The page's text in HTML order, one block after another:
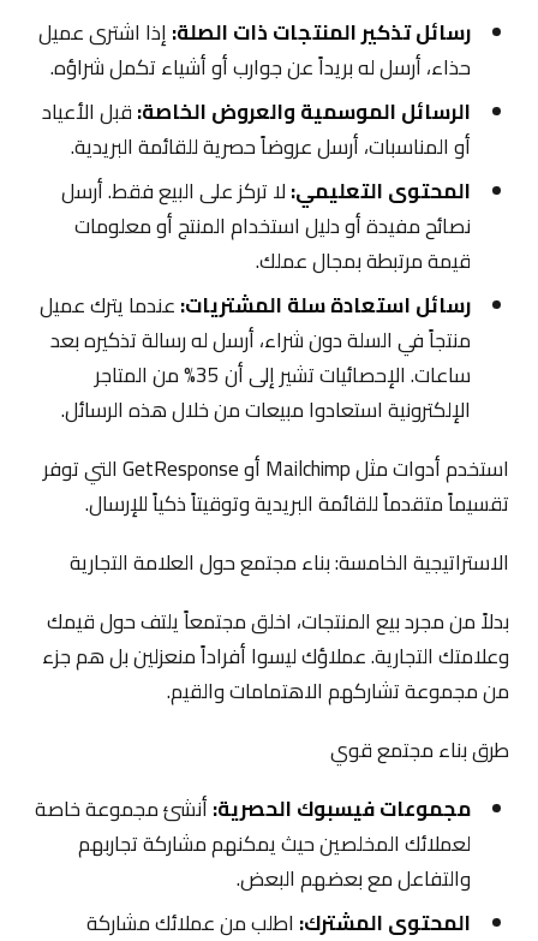
رسائل تذكير المنتجات ذات الصلة:إذا اشترى عميل
حذاء، أرسل له بريداً عن جوارب أو أشياء تكمل شراؤه.
الرسائل الموسمية والعروض الخاصة:قبل الأعياد
أو المناسبات، أرسل عروضاً حصرية للقائمة البريدية.
المحتوى التعليمي:لا تركز على البيع فقط. أرسل
نصائح مفيدة أو دليل استخدام المنتج أو معلومات
قيمة مرتبطة بمجال عملك.
رسائل استعادة سلة المشتريات:عندما يترك عميل
منتجاً في السلة دون شراء، أرسل له رسالة تذكيره بعد
ساعات. الإحصائيات تشير إلى أن 35% من المتاجر
الإلكترونية استعادوا مبيعات من خلال هذه الرسائل.
استخدم أدوات مثل Mailchimp أو GetResponse التي توفر
تقسيماً متقدماً للقائمة البريدية وتوقيتاً ذكياً للإرسال.
الاستراتيجية الخامسة: بناء مجتمع حول العلامة التجارية
بدلاً من مجرد بيع المنتجات، اخلق مجتمعاً يلتف حول قيمك
وعلامتك التجارية. عملاؤك ليسوا أفراداً منعزلين بل هم جزء
من مجموعة تشاركهم الاهتمامات والقيم.
طرق بناء مجتمع قوي
مجموعات فيسبوك الحصرية:أنشئ مجموعة خاصة
لعملائك المخلصين حيث يمكنهم مشاركة تجاربهم
والتفاعل مع بعضهم البعض.
المحتوى المشترك: اطلب من عملائك مشاركة